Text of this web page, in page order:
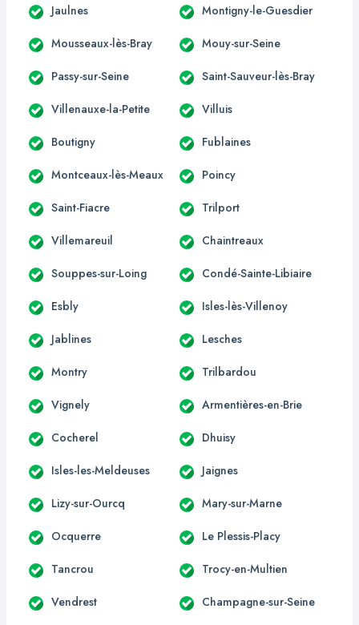
Jaulnes Montigny-le-Guesdier
Mousseaux-lès-Bray Mouy-sur-Seine
Passy-sur-Seine Saint-Sauveur-lès-Bray
Villenauxe-la-Petite Villuis
Boutigny Fublaines
Montceaux-lès-Meaux Poincy
Saint-Fiacre Trilport
Villemareuil Chaintreaux
Souppes-sur-Loing Condé-Sainte-Libiaire
Esbly Isles-lès-Villenoy
Jablines Lesches
Montry Trilbardou
Vignely Armentières-en-Brie
Cocherel Dhuisy
Isles-les-Meldeuses Jaignes
Lizy-sur-Ourcq Mary-sur-Marne
Ocquerre Le Plessis-Placy
Tancrou Trocy-en-Multien
Vendrest Champagne-sur-Seine